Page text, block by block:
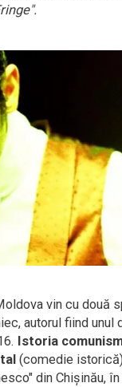
vin cu două
autorul fiind unul
Istoria
(comedie
din Chişinău,